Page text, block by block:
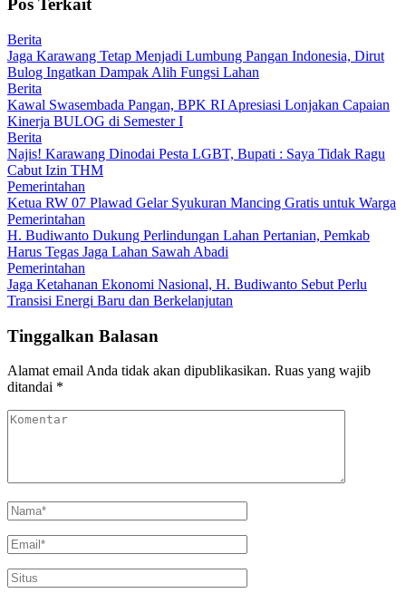
Pos Terkait
Berita
Jaga Karawang Tetap Menjadi Lumbung Pangan Indonesia, Dirut
Bulog Ingatkan Dampak Alih Fungsi Lahan
Berita
Kawal Swasembada Pangan, BPK RI Apresiasi Lonjakan Capaian
Kinerja BULOG di Semester I
Berita
Najis! Karawang Dinodai Pesta LGBT, Bupati : Saya Tidak Ragu
Cabut Izin THM
Pemerintahan
Ketua RW 07 Plawad Gelar Syukuran Mancing Gratis untuk Warga
Pemerintahan
H. Budiwanto Dukung Perlindungan Lahan Pertanian, Pemkab
Harus Tegas Jaga Lahan Sawah Abadi
Pemerintahan
Jaga Ketahanan Ekonomi Nasional, H. Budiwanto Sebut Perlu
Transisi Energi Baru dan Berkelanjutan
Tinggalkan Balasan
Alamat email Anda tidak akan dipublikasikan. Ruas yang wajib
ditandai *